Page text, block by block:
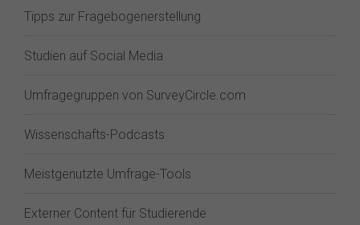
Tipps zur Fragebogenerstellung
Studien auf Social Media
Umfragegruppen von SurveyCircle.com
Wissenschafts-Podcasts
Meistgenutzte Umfrage-Tools
Externer Content für Studierende